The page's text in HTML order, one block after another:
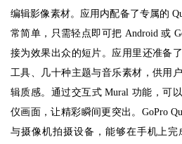
编辑影像素材。应用内配备了专属的
常简单，只需轻点即可把 Android 或
接为效果出众的短片。应用里还准备
工具、几十种主题与音乐素材，供用
辑质感。通过交互式 Mural 功能，可
仪画面，让精彩瞬间更突出。GoPro
与摄像机拍摄设备，能够在手机上